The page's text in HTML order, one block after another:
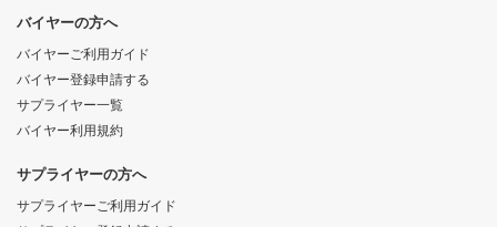
バイヤーの方へ
バイヤーご利用ガイド
バイヤー登録申請する
サプライヤー一覧
バイヤー利用規約
サプライヤーの方へ
サプライヤーご利用ガイド